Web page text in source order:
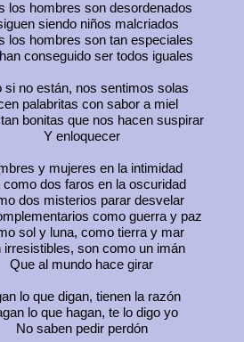
los hombres son desordenados
siendo niños malcriados
los hombres son tan especiales
conseguido ser todos iguales
si no están, nos sentimos solas
palabritas con sabor a miel
bonitas que nos hacen suspirar
Y enloquecer
y mujeres en la intimidad
como dos faros en la oscuridad
dos misterios parar desvelar
como guerra y paz
sol y luna, como tierra y mar
irresistibles, son como un imán
Que al mundo hace girar
lo que digan, tienen la razón
lo que hagan, te lo digo yo
No saben pedir perdón